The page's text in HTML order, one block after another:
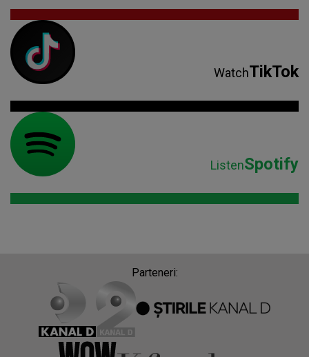
WatchTikTok
ListenSpotify
Parteneri: